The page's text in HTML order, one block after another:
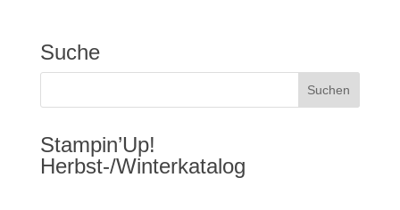
Suche
Stampin’Up!
Herbst-/Winterkatalog